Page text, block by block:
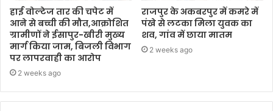
हाई वोल्टेज तार की चपेट में
आने से बच्ची की मौत,आक्रोशित
ग्रामीणों ने ईसापुर-खीरी मुख्य
मार्ग किया जाम, बिजली विभाग
पर लापरवाही का आरोप
2 weeks ago
राजपुर के अकबरपुर में कमरे में
पंखे से लटका मिला युवक का
शव, गांव में छाया मातम
2 weeks ago